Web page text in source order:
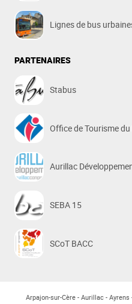
Lignes de bus
PARTENAIRES
Stabus
Office de Tourisme
Aurillac
SEBA 15
SCoT BACC
Arpajon-sur-Cère Aurillac Ayrens